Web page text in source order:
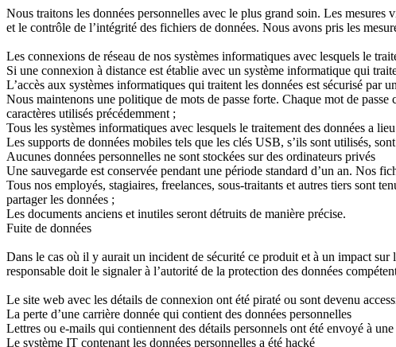
Nous traitons les données personnelles avec le plus grand soin. Les
et le contrôle de l’intégrité des fichiers de données. Nous avons pris les
Les connexions de réseau de nos systèmes informatiques avec lesquels le
Si une connexion à distance est établie avec un système informatique qui
L’accès aux systèmes informatiques qui traitent les données est sécurisé par
Nous maintenons une politique de mots de passe forte. Chaque mot de
caractères utilisés précédemment ;
Tous les systèmes informatiques avec lesquels le traitement des données a
Les supports de données mobiles tels que les clés USB, s’ils sont utilisés,
Aucunes données personnelles ne sont stockées sur des ordinateurs privés
Une sauvegarde est conservée pendant une période standard d’un an. Nos
Tous nos employés, stagiaires, freelances, sous-traitants et autres tiers sont
partager les données ;
Les documents anciens et inutiles seront détruits de manière précise.
Fuite de données
Dans le cas où il y aurait un incident de sécurité ce produit et à un impact
responsable doit le signaler à l’autorité de la protection des données
Le site web avec les détails de connexion ont été piraté ou sont devenu
La perte d’une carrière donnée qui contient des données personnelles
Lettres ou e-mails qui contiennent des détails personnels ont été envoyé à
Le système IT contenant les données personnelles a été hacké